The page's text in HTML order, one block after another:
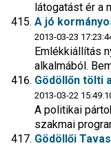
látogatást ér a
A jó
2013-03-23
Emlékkiállítás
alkalmából.
Gödöllőn tölti
2013-03-22
A politikai
szakmai
Gödöllői